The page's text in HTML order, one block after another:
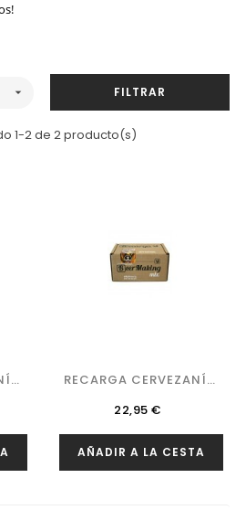
 FILTRAR
1-2 de 2 producto(s)
RECARGA CERVEZANÍA
-...
Precio
22,95 €
AÑADIR A LA CESTA